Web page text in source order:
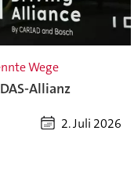
Wege
Allianz
2. Juli 2026